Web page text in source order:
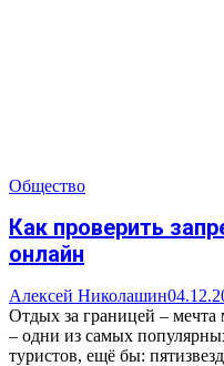
Общество
Как проверить
онлайн
Алексей Николашин
Отдых за границей –
– одни из самых
туристов, ещё бы: